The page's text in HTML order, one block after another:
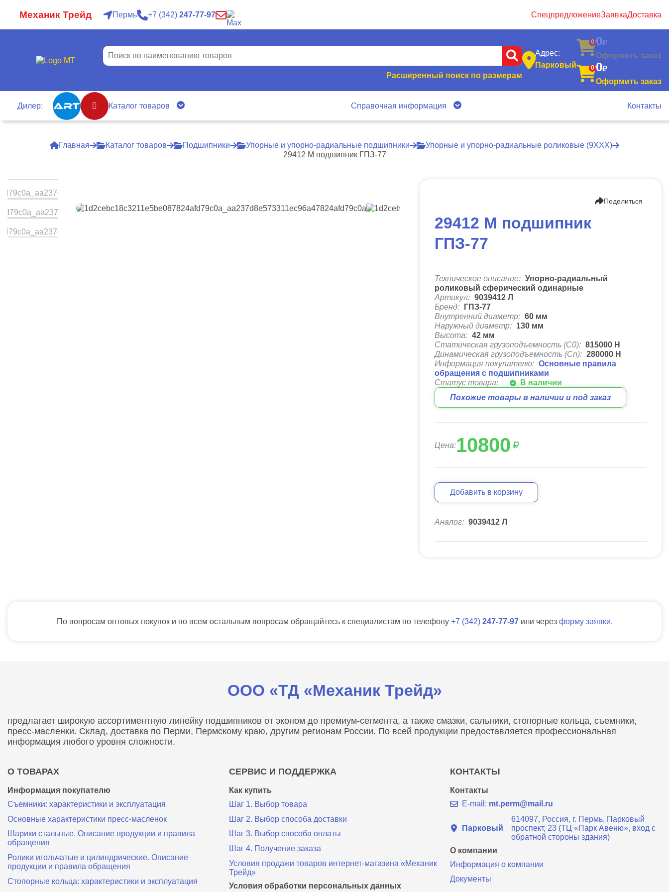
Механик Трейд Пермь 7 342 247-77-97 СпецпредложениеЗаявкаДоставка
Расширенный поиск по размерам
Адрес:
Парковый
0 0
Оформить заказ
0 0
Оформить заказ
Дилер: Каталог товаров Справочная информация Контакты
Главная Каталог товаров Подшипники Упорные и упорно-радиальные подшипники
Упорные и упорно-радиальные роликовые (9ХХХ)
29412 M подшипник ГПЗ-77
Поделиться
29412 M подшипник
ГПЗ-77
Техническое описание: Упорно-радиальный
роликовый сферический одинарные
Артикул: 9039412 Л
Бренд:
ГПЗ-77
Внутренний диаметр: 60 мм
Наружный диаметр: 130 мм
Высота: 42 мм
Статическая грузоподъемность (C0): 815000 Н
Динамическая грузоподъемность (Cn): 280000 Н
Информация покупателю: Основные правила
обращения с подшипниками
Статус товара:
В наличии
Похожие товары в наличии и под заказ
Цена:10800
Добавить в корзину
Аналог: 9039412 Л
По вопросам оптовых покупок и по всем остальным вопросам обращайтесь к специалистам по телефону 7 342 247-77-97 или через форму заявки.
ООО «ТД «Механик Трейд»
предлагает широкую ассортиментную линейку подшипников от эконом до премиум-сегмента, а также смазки, сальники, стопорные кольца, съемники,
пресс-масленки. Склад, доставка по Перми, Пермскому краю, другим регионам России. По всей продукции предоставляется профессиональная
информация любого уровня сложности.
О ТОВАРАХ
Информация покупателю
Съемники: характеристики и эксплуатация
Основные характеристики пресс‑масленок
Шарики стальные. Описание продукции и правила
обращения
Ролики игольчатые и цилиндрические. Описание
продукции и правила обращения
Стопорные кольца: характеристики и эксплуатация
СЕРВИС И ПОДДЕРЖКА
Как купить
Шаг 1. Выбор товара
Шаг 2. Выбор способа доставки
Шаг 3. Выбор способа оплаты
Шаг 4. Получение заказа
Условия продажи товаров интернет-магазина «Механик
Трейд»
Условия обработки персональных данных
КОНТАКТЫ
Контакты
E-mail: mt.perm@mail.ru
Парковый
614097, Россия, г. Пермь, Парковый
проспект, 23 (ТЦ «Парк Авеню», вход с
обратной стороны здания)
О компании
Информация о компании
Документы